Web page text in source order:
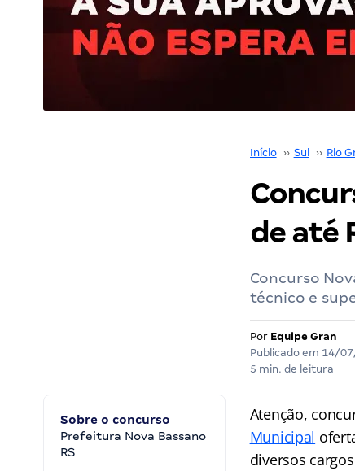
Início ›› Sul ›› Rio
de até
Concurso
técnico e
Por Equipe Gran
Publicado em 14/
5 min. de leitura
Sobre o concurso
Prefeitura Nova Bassano
RS
Atenção,
Municipal
diversos